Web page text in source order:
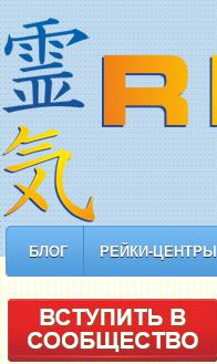
БЛОГ РЕЙКИ-ЦЕНТРЫ